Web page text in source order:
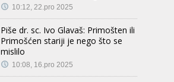
10:12, 22.pro 2025
Piše dr. sc. Ivo Glavaš: Primošten ili
Primošćen stariji je nego što se
mislilo
10:08, 16.pro 2025